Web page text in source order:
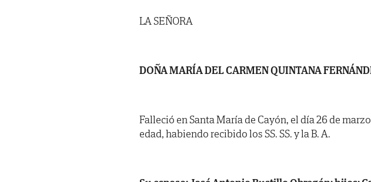
LA SEÑORA
DOÑA MARÍA DEL CARMEN QUINTANA
Falleció en Santa María de Cayón, el día 26 de
edad, habiendo recibido los SS. SS. y la B. A.